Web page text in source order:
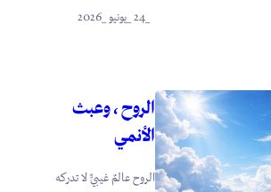
الروح ، وعبث
الأنمي
الروح عالمٌ غيبيٌّ لا تدركه